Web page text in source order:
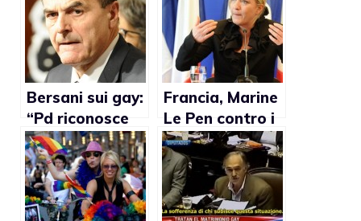
Bersani sui gay:
“Pd riconosce
unioni omosex
alla tedesca”
Francia, Marine
Le Pen contro i
matrimoni gay:
“Allora perchè
non
autorizziamo